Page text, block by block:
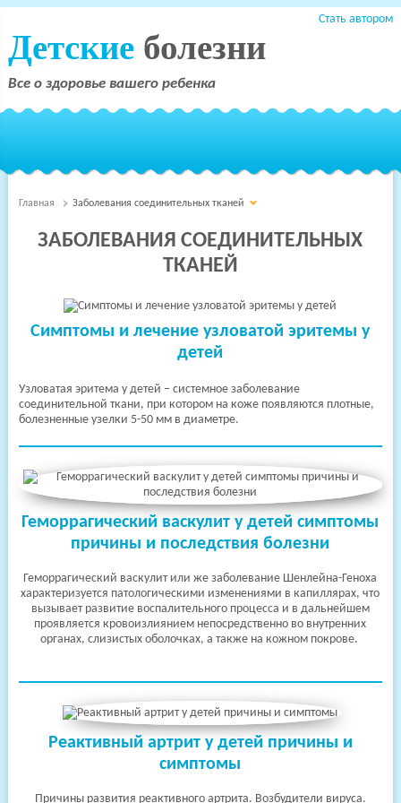
Стать автором
Детские болезни
Все о здоровье вашего ребенка
Терапия
Детские
клиники
Главная Заболевания соединительных тканей
ЗАБОЛЕВАНИЯ СОЕДИНИТЕЛЬНЫХ
ТКАНЕЙ
Симптомы и лечение узловатой эритемы у
детей
Узловатая эритема у детей – системное заболевание
соединительной ткани, при котором на коже появляются плотные,
болезненные узелки 5-50 мм в диаметре.
Геморрагический васкулит у детей симптомы
причины и последствия болезни
Геморрагический васкулит или же заболевание Шенлейна-Геноха
характеризуется патологическими изменениями в капиллярах, что
вызывает развитие воспалительного процесса и в дальнейшем
проявляется кровоизлиянием непосредственно во внутренних
органах, слизистых оболочках, а также на кожном покрове.
Реактивный артрит у детей причины и
симптомы
Причины развития реактивного артрита. Возбудители вируса.